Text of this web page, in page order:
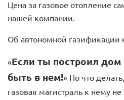
Цена за газовое отопление
нашей компании.
Об автономной газификации
«Если ты построил дом
быть в нем!» Но что
газовая магистраль к нему